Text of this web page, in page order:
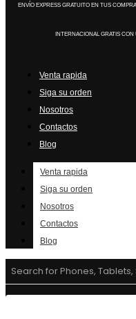
ENVÍO EXPRESS GRATUITO EN TUS
INTERNACIONAL GRATIS
Venta rapida
Siga su orden
Nosotros
Contactos
Blog
Venta rapida
Siga su orden
Nosotros
Contactos
Blog